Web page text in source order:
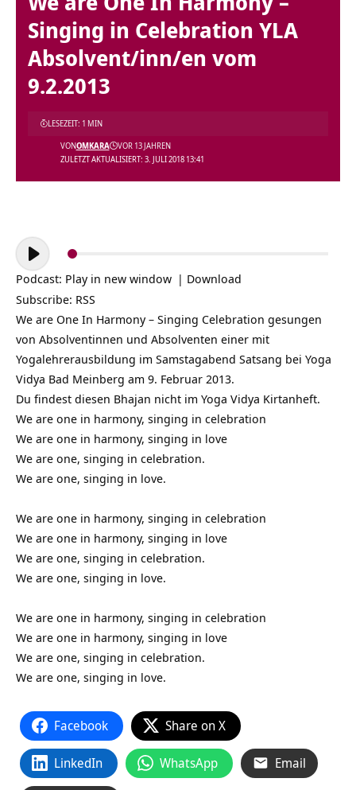
Singing in Celebration YLA
Absolvent/inn/en vom
9.2.2013
ZULETZT AKTUALISIERT: 3. JULI 2018 13:41
VONOMKARA VOR 13 JAHREN
LESEZEIT: 1 MIN
Audio-
Player
Podcast: Play in new window | Download
Subscribe: RSS
We are One In Harmony – Singing Celebration gesungen
von Absolventinnen und Absolventen einer mit
Yogalehrerausbildung im Samstagabend Satsang bei Yoga
Vidya Bad Meinberg am 9. Februar 2013.
Du findest diesen Bhajan nicht im Yoga Vidya Kirtanheft.
We are one in harmony, singing in celebration
We are one in harmony, singing in love
We are one, singing in celebration.
We are one, singing in love.
We are one in harmony, singing in celebration
We are one in harmony, singing in love
We are one, singing in celebration.
We are one, singing in love.
We are one in harmony, singing in celebration
We are one in harmony, singing in love
We are one, singing in celebration.
We are one, singing in love.
Facebook Share on X
LinkedIn WhatsApp Email